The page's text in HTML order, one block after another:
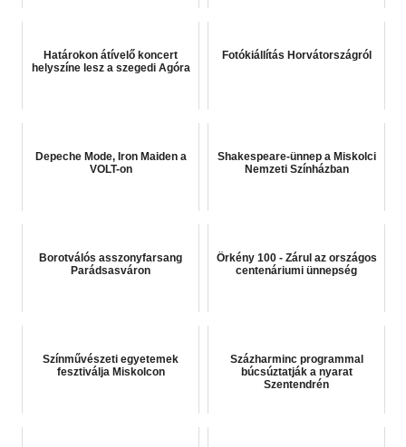
Határokon átívelő koncert
helyszíne lesz a szegedi Agóra
Fotókiállítás Horvátországról
Depeche Mode, Iron Maiden a
VOLT-on
Shakespeare-ünnep a Miskolci
Nemzeti Színházban
Borotválós asszonyfarsang
Parádsasváron
Örkény 100 - Zárul az országos
centenáriumi ünnepség
Színművészeti egyetemek
fesztiválja Miskolcon
Százharminc programmal
búcsúztatják a nyarat
Szentendrén